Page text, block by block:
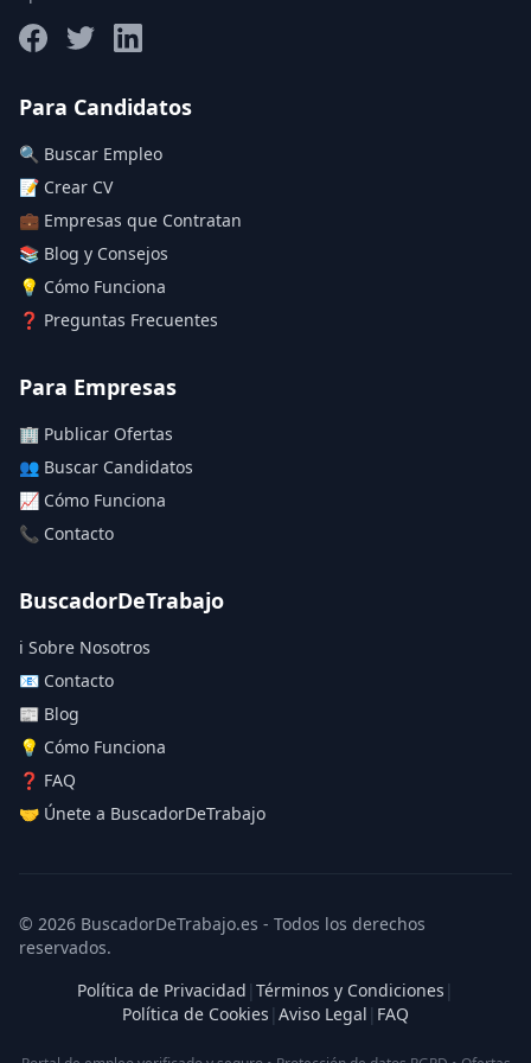
Deja vacío para "sin límite"
Aplicar filtros
Para Candidatos
🔍 Buscar Empleo
📝 Crear CV
💼 Empresas que Contratan
📚 Blog y Consejos
💡 Cómo Funciona
❓ Preguntas Frecuentes
Para Empresas
🏢 Publicar Ofertas
👥 Buscar Candidatos
📈 Cómo Funciona
📞 Contacto
BuscadorDeTrabajo
ℹ️ Sobre Nosotros
📧 Contacto
📰 Blog
💡 Cómo Funciona
❓ FAQ
🤝 Únete a BuscadorDeTrabajo
© 2026 BuscadorDeTrabajo.es - Todos los derechos
reservados.
Política de Privacidad | Términos y Condiciones |
Política de Cookies | Aviso Legal | FAQ